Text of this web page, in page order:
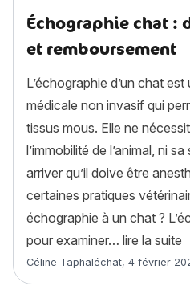
Échographie chat :
et remboursement
L’échographie d’un chat
médicale non invasif qui
tissus mous. Elle ne
l’immobilité de l’animal, ni
arriver qu’il doive être
certaines pratiques
échographie à un chat ?
pour examiner… lire la suite
Article rédigé par
Céline Taphaléchat, 4 février